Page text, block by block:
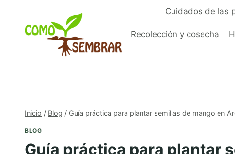
contenido
Cuidados de las
Recolección y cosecha
Inicio / Blog / Guía práctica para plantar semillas de mango en
BLOG
Guía práctica para plantar